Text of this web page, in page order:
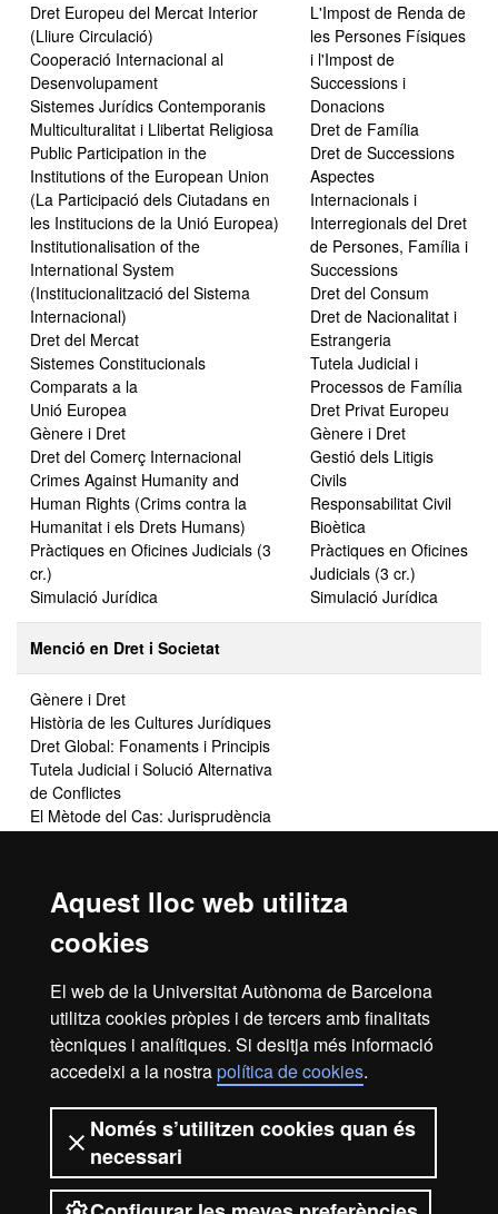
Aquest lloc web utilitza
cookies
El web de la Universitat Autònoma de Barcelona
utilitza cookies pròpies i de tercers amb finalitats
tècniques i analítiques. Si desitja més informació
accedeixi a la nostrapolítica de cookies.
Només s’utilitzen cookies quan és
necessari
Dret Europeu del Mercat Interior
(Lliure Circulació)
Cooperació Internacional al
Desenvolupament
Sistemes Jurídics Contemporanis
Multiculturalitat i Llibertat Religiosa
Public Participation in the
Institutions of the European Union
(La Participació dels Ciutadans en
les Institucions de la Unió Europea)
Institutionalisation of the
International System
(Institucionalització del Sistema
Internacional)
Dret del Mercat
Sistemes Constitucionals
Comparats a la
Unió Europea
Gènere i Dret
Dret del Comerç Internacional
Crimes Against Humanity and
Human Rights (Crims contra la
Humanitat i els Drets Humans)
Pràctiques en Oficines Judicials (3
cr.)
Simulació Jurídica
L'Impost de Renda de
les Persones Físiques
i l'Impost de
Successions i
Donacions
Dret de Família
Dret de Successions
Aspectes
Internacionals i
Interregionals del Dret
de Persones, Família i
Successions
Dret del Consum
Dret de Nacionalitat i
Estrangeria
Tutela Judicial i
Processos de Família
Dret Privat Europeu
Gènere i Dret
Gestió dels Litigis
Civils
Responsabilitat Civil
Bioètica
Pràctiques en Oficines
Judicials (3 cr.)
Simulació Jurídica
Menció en Dret i Societat
Gènere i Dret
Història de les Cultures Jurídiques
Dret Global: Fonaments i Principis
Tutela Judicial i Solució Alternativa
de Conflictes
El Mètode del Cas: Jurisprudència
Pràctiques en Oficines Judicials (3
Simulació Jurídica
No totes les assignatures optatives s'ofereixen cada curs.
Avís legal Protecció de dades
Sobre el web
Accessibilitat web